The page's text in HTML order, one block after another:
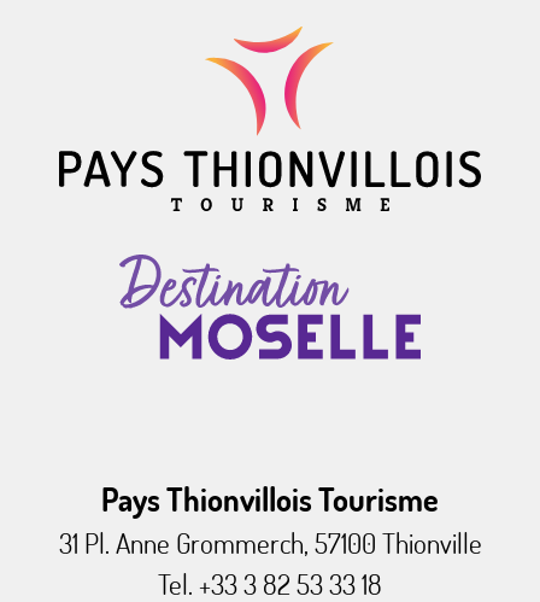
Pays Thionvillois Tourisme
31 Pl. Anne Grommerch, 57100 Thionville
Tel. +33 3 82 53 33 18